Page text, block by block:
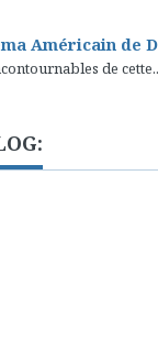
Américain de
de